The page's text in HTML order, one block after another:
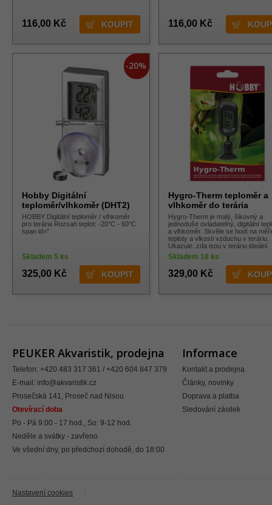
116,00 Kč 116,00 Kč
-20%
Hobby Digitální
teploměr/vlhkoměr (DHT2)
HOBBY Digitální teploměr / vlhkoměr
pro terária Rozsah teplot: -20°C - 60°C
span id="
Skladem 5 ks
325,00 Kč
Hygro-Therm teploměr a
vlhkoměr do terária
Hygro-Therm je malý, šikovný a
jednoduše ovladatelný, digitální
a vlhkoměr. Skvěle se hodí na
teploty a vlkosti vzduchu v teráriu.
Ukazuje, zda jsou v teráriu ideální
podmínky nebo zda je potřeba
zasáhnout. Hygro-Therm měří na
0,5° C, +/-3 % přesně.
Skladem 18 ks
329,00 Kč
PEUKER Akvaristik, prodejna
Telefon: +420 483 317 361 / +420 604 847 379
E-mail: info@akvaristik.cz
Prosečská 141, Proseč nad Nisou
Otevírací doba
Po - Pá 9:00 - 17 hod., So: 9-12 hod.
Neděle a svátky - zavřeno
Ve všední dny, po předchozí dohodě, do 18:00
Informace
Kontakt a prodejna
Články, novinky
Doprava a platba
Sledování zásilek
Nastavení cookies